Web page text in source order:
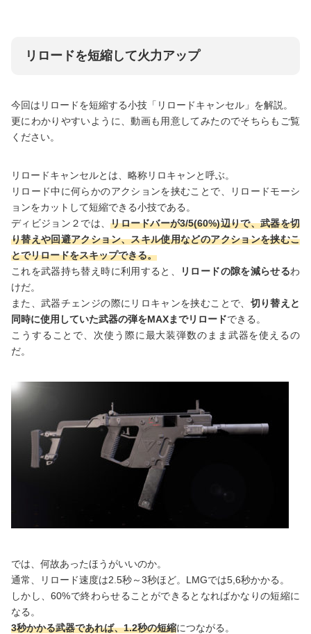
リロードを短縮して火力アップ
今回はリロードを短縮する小技「リロードキャンセル」を解説。
更にわかりやすいように、動画も用意してみたのでそちらもご覧
ください。
リロードキャンセルとは、略称リロキャンと呼ぶ。
リロード中に何らかのアクションを挟むことで、リロードモーシ
ョンをカットして短縮できる小技である。
ディビジョン２では、リロードバーが3/5(60%)辺りで、武器を切
り替えや回避アクション、スキル使用などのアクションを挟むこ
とでリロードをスキップできる。
これを武器持ち替え時に利用すると、
リロードの隙を減らせるわ
けだ。
また、武器チェンジの際にリロキャンを挟むことで、 切り替えと
同時に使用していた武器の弾をMAXまでリロードできる。
こうすることで、次使う際に最大装弾数のまま武器を使えるの
だ。
では、何故あったほうがいいのか。
通常、リロード速度は2.5秒～3秒ほど。LMGでは5,6秒かかる。
しかし、60%で終わらせることができるとなればかなりの短縮に
なる。
3秒かかる武器であれば、1.2秒の短縮につながる。